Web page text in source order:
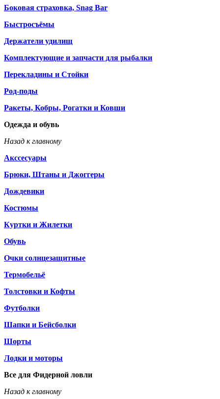
Боковая страховка, Snag Bar
Быстросъёмы
Держатели удилищ
Комплектующие и запчасти для рыбалки
Перекладины и Стойки
Род-поды
Ракеты, Кобры, Рогатки и Ковши
Одежда и обувь
Назад к главному
Акссесуары
Брюки, Штаны и Джоггеры
Дождевики
Костюмы
Куртки и Жилетки
Обувь
Очки солнцезащитные
Термобельё
Толстовки и Кофты
Футболки
Шапки и Бейсболки
Шорты
Лодки и моторы
Все для Фидерной ловли
Назад к главному